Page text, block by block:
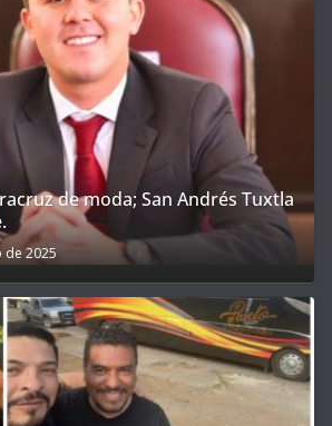
de moda; San Andrés Tuxtla
de 2025